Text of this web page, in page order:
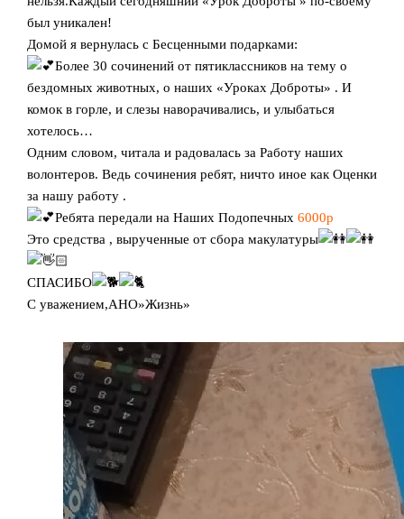
был уникален!
Домой я вернулась с Бесценными подарками:
Более 30 сочинений от пятиклассников на тему о
бездомных животных, о наших «Уроках Доброты» . И
комок в горле, и слезы наворачивались, и улыбаться
хотелось…
Одним словом, читала и радовалась за Работу наших
волонтеров. Ведь сочинения ребят, ничто иное как Оценки
за нашу работу .
Ребята передали на Наших Подопечных 6000р
Это средства , вырученные от сбора макулатуры
СПАСИБО
С уважением,АНО»Жизнь»